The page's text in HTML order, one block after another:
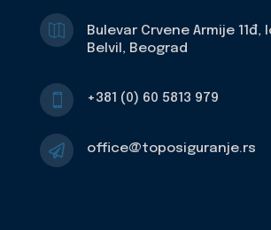

Bulevar Crvene Armije 11đ,
Belvil, Beograd
 +381 (0) 60 5813 979
 office@toposiguranje.rs